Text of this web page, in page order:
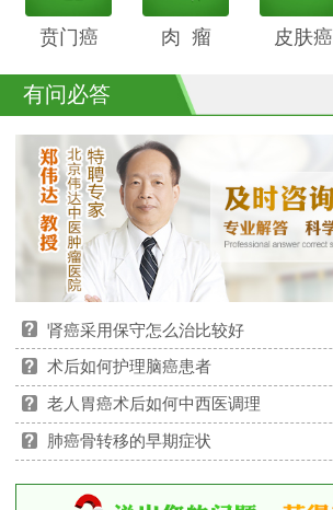
贲门癌 阴茎癌肉 瘤 白血病皮肤癌
有问必答
肾癌采用保守怎么治比较好
术后如何护理脑癌患者
老人胃癌术后如何中西医调理
肺癌骨转移的早期症状